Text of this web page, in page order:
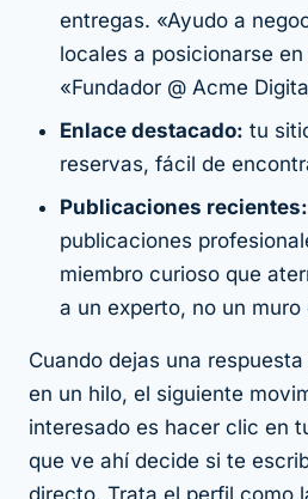
entregas. «Ayudo a
locales a posicionarse
«Fundador @ Acme
Enlace destacado: tu
reservas, fácil de
Publicaciones recientes:
publicaciones
miembro curioso que
a un experto, no un muro
Cuando dejas una
en un hilo, el siguiente
interesado es hacer clic en
que ve ahí decide si te
directo. Trata el perfil como